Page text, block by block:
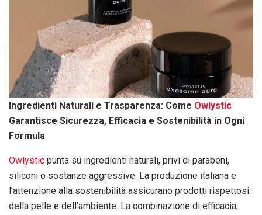
Ingredienti Naturali e Trasparenza: Come Owlystic
Garantisce Sicurezza, Efficacia e Sostenibilità in Ogni
Formula
Owlystic punta su ingredienti naturali, privi di parabeni,
siliconi o sostanze aggressive. La produzione italiana e
l’attenzione alla sostenibilità assicurano prodotti rispettosi
della pelle e dell’ambiente. La combinazione di efficacia,